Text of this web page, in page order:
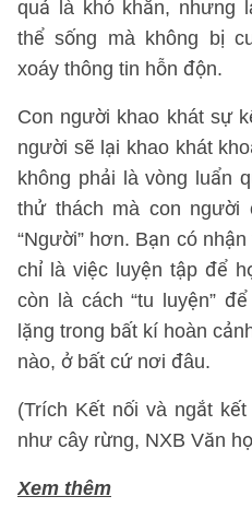
quả là khó khăn, nhưng
thể sống mà không bị
xoáy thông tin hỗn độn.
Con người khao khát sự
người sẽ lại khao khát
không phải là vòng luẩn
thử thách mà con người
“Người” hơn. Bạn có
chỉ là việc luyện tập để
còn là cách “tu luyện”
lặng trong bất kí hoàn
nào, ở bất cứ nơi đâu.
(Trích Kết nối và ngắt
như cây rừng, NXB Văn
Xem thêm